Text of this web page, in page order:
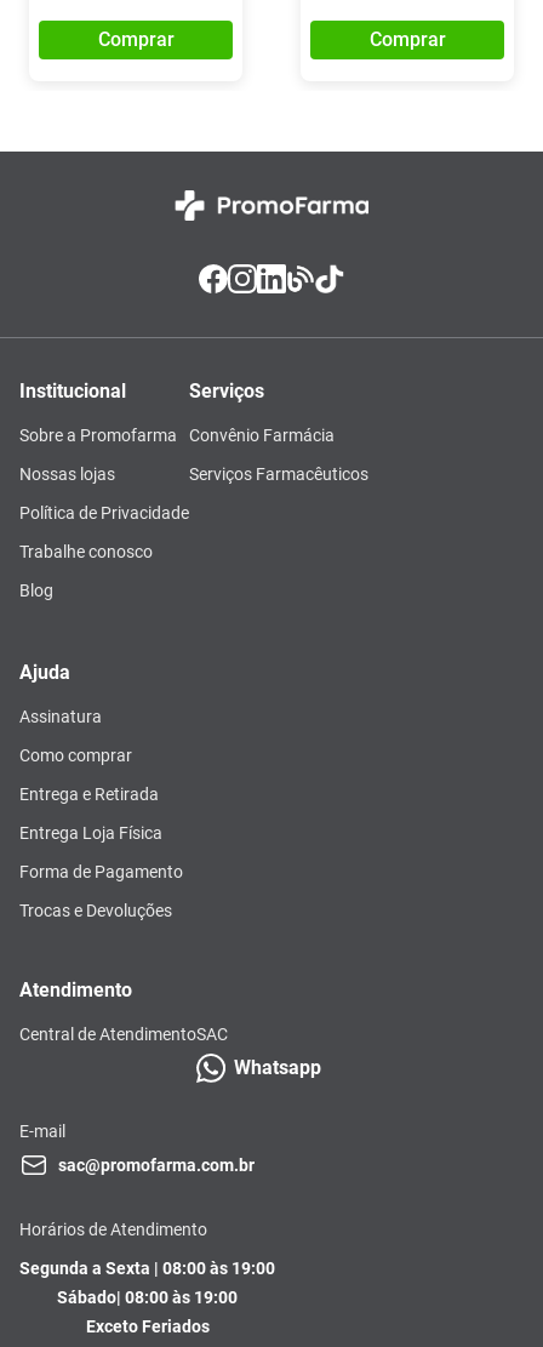
Comprar Comprar
Institucional
Sobre a Promofarma
Nossas lojas
Política de Privacidade
Trabalhe conosco
Blog
Serviços
Convênio Farmácia
Serviços Farmacêuticos
Ajuda
Assinatura
Como comprar
Entrega e Retirada
Entrega Loja Física
Forma de Pagamento
Trocas e Devoluções
Atendimento
Central de AtendimentoSAC
Whatsapp
E-mail
sac@promofarma.com.br
Horários de Atendimento
Segunda a Sexta | 08:00 às 19:00
Sábado| 08:00 às 19:00
Exceto Feriados